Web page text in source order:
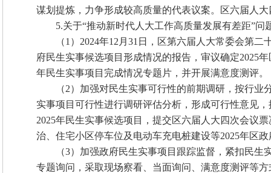
谋划提炼，力争形成较高质量的代表议案。区六届人
5.关于“推动新时代人大工作高质量发展有差距”问
（1）2024年12月31日，区第六届人大常委会第
府民生实事候选项目形成情况的报告，审议确定2025
年民生实事项目完成情况专题片，并开展满意度测评。
（2）加强对民生实事可行性的前期调研，按行
实事项目可行性进行调研评估分析，形成可行性意见
2025年民生实事候选项目，提交区六届人大四次会议
治、住宅小区停车位及电动车充电桩建设等2025年区
（3）加强政府民生实事项目跟踪监督，紧扣民
专题询问，采取现场察看、当面询问、满意度测评等